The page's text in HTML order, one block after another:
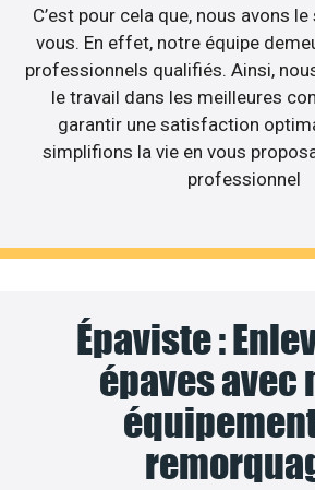
C’est pour cela que, nous avons
vous. En effet, notre équipe
professionnels qualifiés. Ainsi,
le travail dans les meilleures
garantir une satisfaction
simplifions la vie en vous
professionnel
Épaviste :
épaves avec